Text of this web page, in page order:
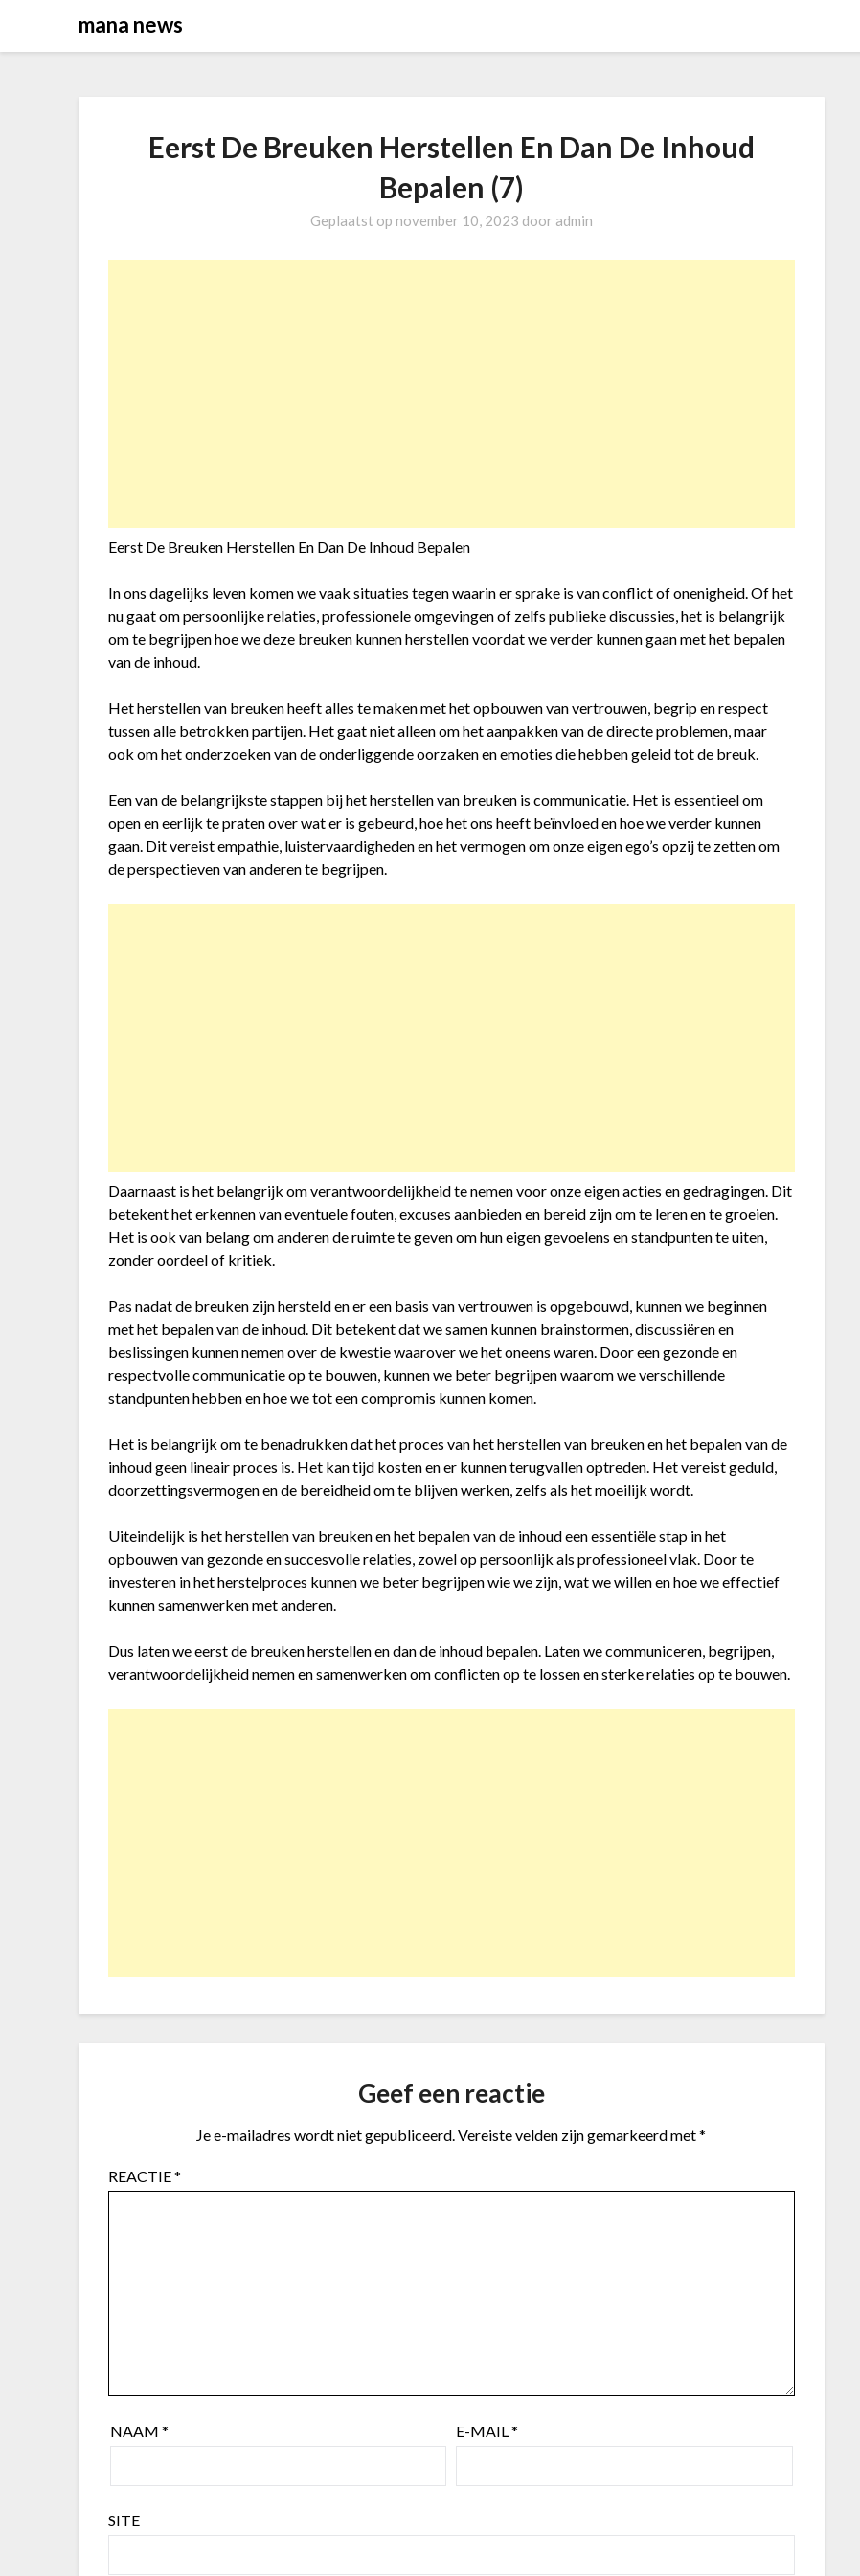
mana news
Eerst De Breuken Herstellen En Dan De Inhoud
Bepalen (7)
Geplaatst op november 10, 2023 door admin
Eerst De Breuken Herstellen En Dan De Inhoud Bepalen
In ons dagelijks leven komen we vaak situaties tegen waarin er sprake is van conflict of onenigheid. Of het
nu gaat om persoonlijke relaties, professionele omgevingen of zelfs publieke discussies, het is belangrijk
om te begrijpen hoe we deze breuken kunnen herstellen voordat we verder kunnen gaan met het bepalen
van de inhoud.
Het herstellen van breuken heeft alles te maken met het opbouwen van vertrouwen, begrip en respect
tussen alle betrokken partijen. Het gaat niet alleen om het aanpakken van de directe problemen, maar
ook om het onderzoeken van de onderliggende oorzaken en emoties die hebben geleid tot de breuk.
Een van de belangrijkste stappen bij het herstellen van breuken is communicatie. Het is essentieel om
open en eerlijk te praten over wat er is gebeurd, hoe het ons heeft beïnvloed en hoe we verder kunnen
gaan. Dit vereist empathie, luistervaardigheden en het vermogen om onze eigen ego’s opzij te zetten om
de perspectieven van anderen te begrijpen.
Daarnaast is het belangrijk om verantwoordelijkheid te nemen voor onze eigen acties en gedragingen. Dit
betekent het erkennen van eventuele fouten, excuses aanbieden en bereid zijn om te leren en te groeien.
Het is ook van belang om anderen de ruimte te geven om hun eigen gevoelens en standpunten te uiten,
zonder oordeel of kritiek.
Pas nadat de breuken zijn hersteld en er een basis van vertrouwen is opgebouwd, kunnen we beginnen
met het bepalen van de inhoud. Dit betekent dat we samen kunnen brainstormen, discussiëren en
beslissingen kunnen nemen over de kwestie waarover we het oneens waren. Door een gezonde en
respectvolle communicatie op te bouwen, kunnen we beter begrijpen waarom we verschillende
standpunten hebben en hoe we tot een compromis kunnen komen.
Het is belangrijk om te benadrukken dat het proces van het herstellen van breuken en het bepalen van de
inhoud geen lineair proces is. Het kan tijd kosten en er kunnen terugvallen optreden. Het vereist geduld,
doorzettingsvermogen en de bereidheid om te blijven werken, zelfs als het moeilijk wordt.
Uiteindelijk is het herstellen van breuken en het bepalen van de inhoud een essentiële stap in het
opbouwen van gezonde en succesvolle relaties, zowel op persoonlijk als professioneel vlak. Door te
investeren in het herstelproces kunnen we beter begrijpen wie we zijn, wat we willen en hoe we effectief
kunnen samenwerken met anderen.
Dus laten we eerst de breuken herstellen en dan de inhoud bepalen. Laten we communiceren, begrijpen,
verantwoordelijkheid nemen en samenwerken om conflicten op te lossen en sterke relaties op te bouwen.
Geef een reactie
Je e-mailadres wordt niet gepubliceerd.Vereiste velden zijn gemarkeerd met*
REACTIE*
NAAM* E-MAIL*
SITE